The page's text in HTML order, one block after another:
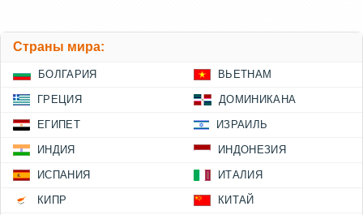
Страны мира:
БОЛГАРИЯ ВЬЕТНАМ
ГРЕЦИЯ ДОМИНИКАНА
ЕГИПЕТ ИЗРАИЛЬ
ИНДИЯ ИНДОНЕЗИЯ
ИСПАНИЯ ИТАЛИЯ
КИПР КИТАЙ